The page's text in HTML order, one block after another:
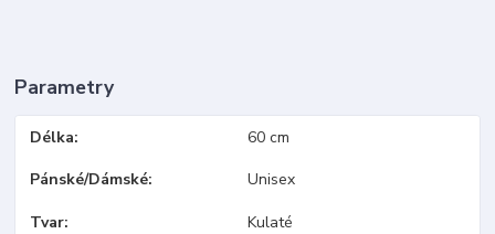
Parametry
Délka 60 cm
Pánské/Dámské Unisex
Tvar Kulaté